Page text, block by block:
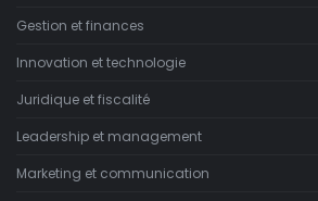
Gestion et finances
Innovation et technologie
Juridique et fiscalité
Leadership et management
Marketing et communication